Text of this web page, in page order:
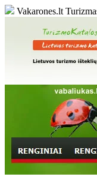
Vakarones.lt